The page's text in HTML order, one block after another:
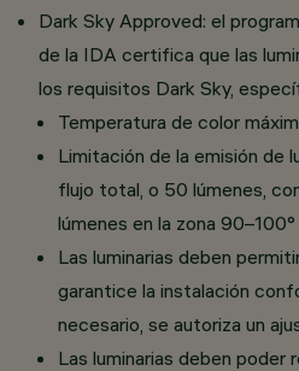
Dark Sky Approved: el
de la IDA certifica que las
los requisitos Dark Sky,
Temperatura de color
Limitación de la emisión de
flujo total, o 50 lúmenes,
lúmenes en la zona 90–100°
Las luminarias deben
garantice la instalación
necesario, se autoriza un
Las luminarias deben poder